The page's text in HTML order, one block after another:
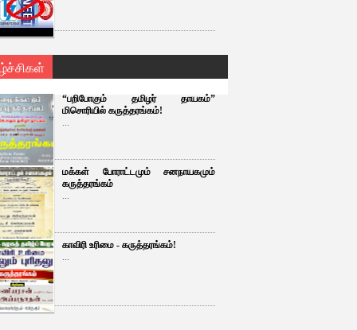
“பறிபோகும் தமிழர் தாயகம்”
மிசொரியில் கருத்தரங்கம்!
...
மக்கள் போராட்டமும் சனநாயகமும்
கருத்தரங்கம்
...
காவிரி உரிமை - கருத்தரங்கம்!
...